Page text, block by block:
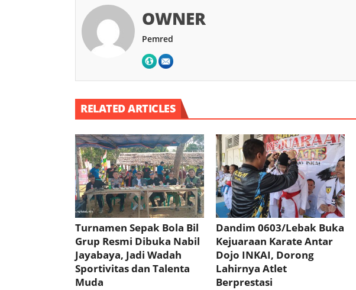
OWNER
Pemred
RELATED ARTICLES
Turnamen Sepak Bola Bil
Grup Resmi Dibuka Nabil
Jayabaya, Jadi Wadah
Sportivitas dan Talenta
Muda
Dandim 0603/Lebak Buka
Kejuaraan Karate Antar
Dojo INKAI, Dorong
Lahirnya Atlet
Berprestasi